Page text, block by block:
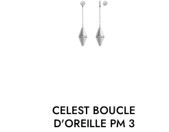
CELEST BOUCLE
D'OREILLE PM 3